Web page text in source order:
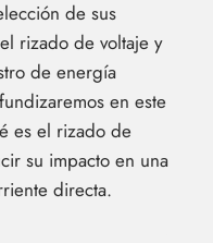
de sus
rizado de voltaje y
de energía
en este
es el rizado de
su impacto en una
directa.